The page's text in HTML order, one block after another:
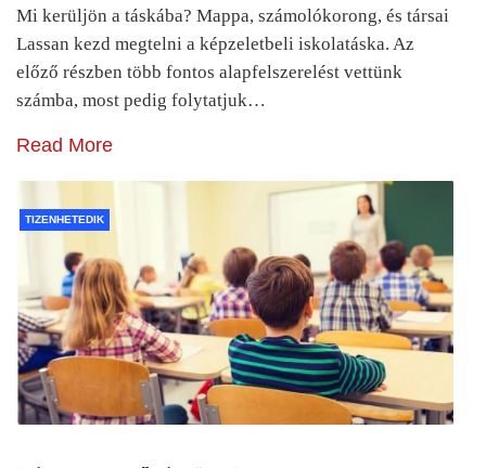
Mi kerüljön a táskába? Mappa, számolókorong, és társai
Lassan kezd megtelni a képzeletbeli iskolatáska. Az
előző részben több fontos alapfelszerelést vettünk
számba, most pedig folytatjuk…
Read More
TIZENHETEDIK